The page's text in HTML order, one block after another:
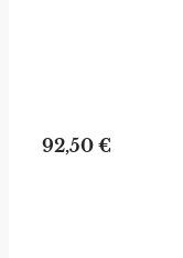
92,50 €
Möchten Sie ein für